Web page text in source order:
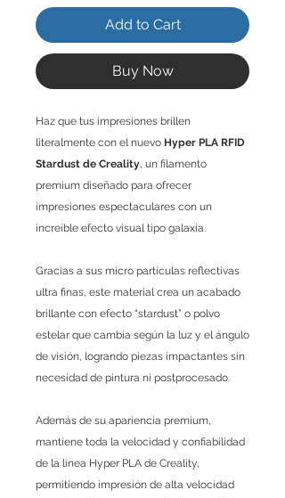
Add to Cart
Buy Now
Haz que tus impresiones brillen
literalmente con el nuevo Hyper PLA RFID
Stardust de Creality, un filamento
premium diseñado para ofrecer
impresiones espectaculares con un
increíble efecto visual tipo galaxia.
Gracias a sus micro partículas reflectivas
ultra finas, este material crea un acabado
brillante con efecto “stardust” o polvo
estelar que cambia según la luz y el ángulo
de visión, logrando piezas impactantes sin
necesidad de pintura ni postprocesado.
Además de su apariencia premium,
mantiene toda la velocidad y confiabilidad
de la línea Hyper PLA de Creality,
permitiendo impresión de alta velocidad